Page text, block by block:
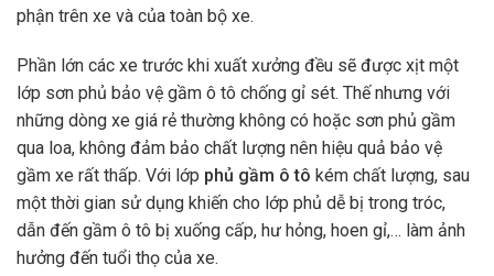
phận trên xe và của toàn bộ xe.
Phần lớn các xe trước khi xuất xưởng đều sẽ được xịt một
lớp sơn phủ bảo vệ gầm ô tô chống gỉ sét. Thế nhưng với
những dòng xe giá rẻ thường không có hoặc sơn phủ gầm
qua loa, không đảm bảo chất lượng nên hiệu quả bảo vệ
gầm xe rất thấp. Với lớp phủ gầm ô tô kém chất lượng, sau
một thời gian sử dụng khiến cho lớp phủ dễ bị trong tróc,
dẫn đến gầm ô tô bị xuống cấp, hư hỏng, hoen gỉ,… làm ảnh
hưởng đến tuổi thọ của xe.